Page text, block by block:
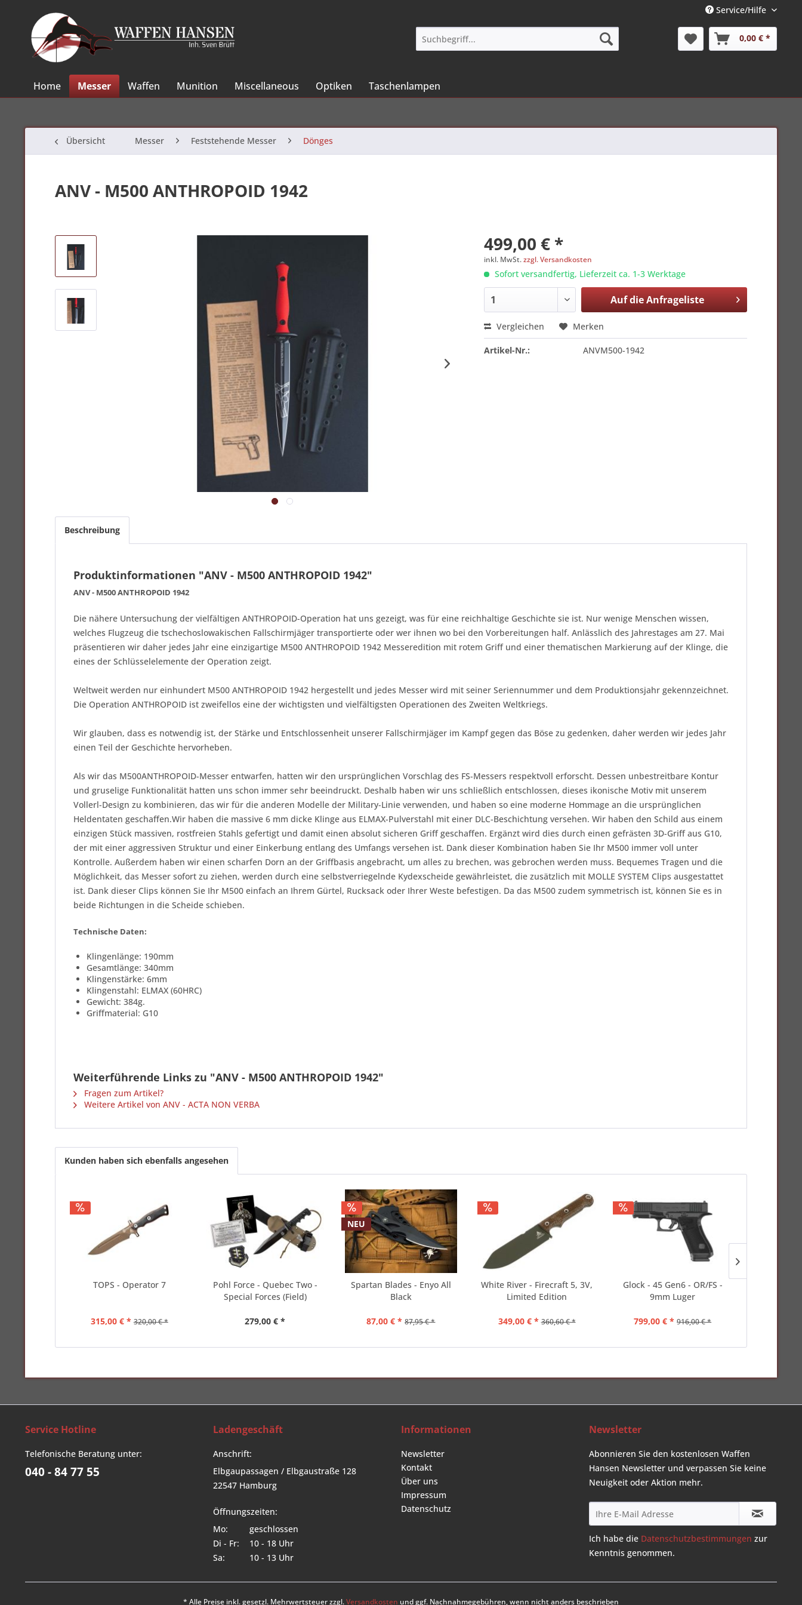
Service/Hilfe
0,00 € *
Home Messer Waffen Munition Miscellaneous Optiken Taschenlampen
Übersicht Messer Feststehende Messer Dönges
ANV - M500 ANTHROPOID 1942
499,00 € *
inkl. MwSt.zzgl. Versandkosten
Sofort versandfertig, Lieferzeit ca. 1-3 Werktage
Auf dieAnfrageliste
Vergleichen Merken
Artikel-Nr.: ANVM500-1942
Beschreibung
Produktinformationen "ANV - M500 ANTHROPOID 1942"
ANV - M500 ANTHROPOID 1942
Die nähere Untersuchung der vielfältigen ANTHROPOID-Operation hat uns gezeigt, was für eine reichhaltige Geschichte sie ist. Nur wenige Menschen wissen,
welches Flugzeug die tschechoslowakischen Fallschirmjäger transportierte oder wer ihnen wo bei den Vorbereitungen half. Anlässlich des Jahrestages am 27. Mai
präsentieren wir daher jedes Jahr eine einzigartige M500 ANTHROPOID 1942 Messeredition mit rotem Griff und einer thematischen Markierung auf der Klinge, die
eines der Schlüsselelemente der Operation zeigt.
Weltweit werden nur einhundert M500 ANTHROPOID 1942 hergestellt und jedes Messer wird mit seiner Seriennummer und dem Produktionsjahr gekennzeichnet.
Die Operation ANTHROPOID ist zweifellos eine der wichtigsten und vielfältigsten Operationen des Zweiten Weltkriegs.
Wir glauben, dass es notwendig ist, der Stärke und Entschlossenheit unserer Fallschirmjäger im Kampf gegen das Böse zu gedenken, daher werden wir jedes Jahr
einen Teil der Geschichte hervorheben.
Als wir das M500ANTHROPOID-Messer entwarfen, hatten wir den ursprünglichen Vorschlag des FS-Messers respektvoll erforscht. Dessen unbestreitbare Kontur
und gruselige Funktionalität hatten uns schon immer sehr beeindruckt. Deshalb haben wir uns schließlich entschlossen, dieses ikonische Motiv mit unserem
Vollerl-Design zu kombinieren, das wir für die anderen Modelle der Military-Linie verwenden, und haben so eine moderne Hommage an die ursprünglichen
Heldentaten geschaffen.Wir haben die massive 6 mm dicke Klinge aus ELMAX-Pulverstahl mit einer DLC-Beschichtung versehen. Wir haben den Schild aus einem
einzigen Stück massiven, rostfreien Stahls gefertigt und damit einen absolut sicheren Griff geschaffen. Ergänzt wird dies durch einen gefrästen 3D-Griff aus G10,
der mit einer aggressiven Struktur und einer Einkerbung entlang des Umfangs versehen ist. Dank dieser Kombination haben Sie Ihr M500 immer voll unter
Kontrolle. Außerdem haben wir einen scharfen Dorn an der Griffbasis angebracht, um alles zu brechen, was gebrochen werden muss. Bequemes Tragen und die
Möglichkeit, das Messer sofort zu ziehen, werden durch eine selbstverriegelnde Kydexscheide gewährleistet, die zusätzlich mit MOLLE SYSTEM Clips ausgestattet
ist. Dank dieser Clips können Sie Ihr M500 einfach an Ihrem Gürtel, Rucksack oder Ihrer Weste befestigen. Da das M500 zudem symmetrisch ist, können Sie es in
beide Richtungen in die Scheide schieben.
Technische Daten:
Klingenlänge: 190mm
Gesamtlänge: 340mm
Klingenstärke: 6mm
Klingenstahl: ELMAX (60HRC)
Gewicht: 384g.
Griffmaterial: G10
Weiterführende Links zu "ANV - M500 ANTHROPOID 1942"
Fragen zum Artikel?
Weitere Artikel von ANV - ACTA NON VERBA
Kunden haben sich ebenfalls angesehen
TOPS - Operator 7
315,00 € * 320,00 € *
Pohl Force - Quebec Two -
Special Forces (Field)
279,00 € *
NEU
Spartan Blades - Enyo All
Black
87,00 € * 87,95 € *
White River - Firecraft 5, 3V,
Limited Edition
349,00 € * 360,60 € *
Glock - 45 Gen6 - OR/FS -
9mm Luger
799,00 € * 916,00 € *
Service Hotline
Telefonische Beratung unter:
040 - 84 77 55
Ladengeschäft
Anschrift:
Elbgaupassagen / Elbgaustraße 128
22547 Hamburg
Öffnungszeiten:
Mo:
geschlossen
Di - Fr:
10 - 18 Uhr
Sa:
10 - 13 Uhr
Informationen
Newsletter
Kontakt
Über uns
Impressum
Datenschutz
Newsletter
Abonnieren Sie den kostenlosen Waffen
Hansen Newsletter und verpassen Sie keine
Neuigkeit oder Aktion mehr.
Ich habe die Datenschutzbestimmungen zur
Kenntnis genommen.
* Alle Preise inkl. gesetzl. Mehrwertsteuer zzgl.Versandkosten und ggf. Nachnahmegebühren, wenn nicht anders beschrieben